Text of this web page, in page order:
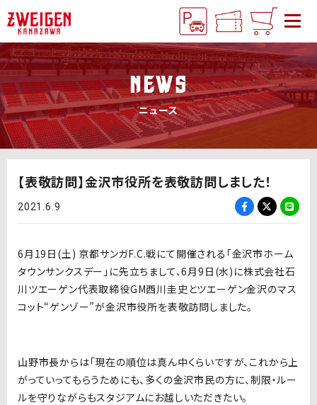
NEWS
ニュース
【表敬訪問】金沢市役所を表敬訪問しました！
2021.6.9
6月19日(土) 京都サンガF.C.戦にて開催される「金沢市ホーム
タウンサンクスデー」に先立ちまして、6月9日(水)に株式会社石
川ツエーゲン代表取締役GM西川圭史とツエーゲン金沢のマス
コット“ゲンゾー”が金沢市役所を表敬訪問しました。
山野市長からは「現在の順位は真ん中くらいですが、これから上
がっていってもらうためにも、多くの金沢市民の方に、制限・ルー
ルを守りながらもスタジアムにお越しいただきたい。